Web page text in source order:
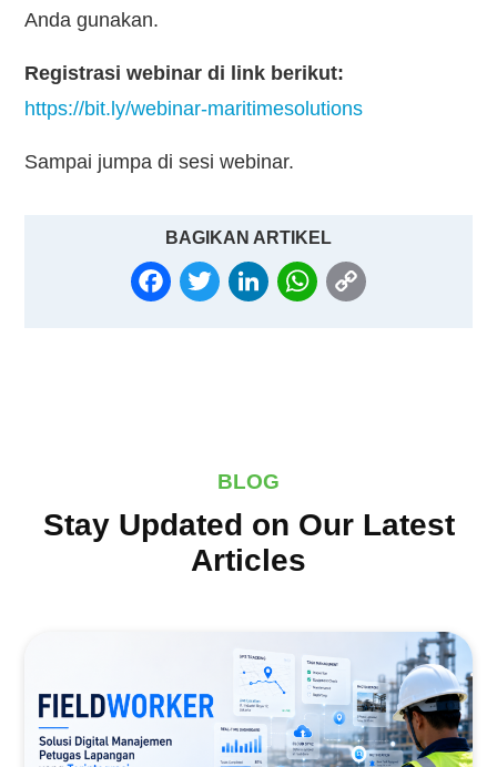
Anda gunakan.
Registrasi webinar di link berikut:
https://bit.ly/webinar-maritimesolutions
Sampai jumpa di sesi webinar.
BAGIKAN ARTIKEL
FACEBOOK
TWITTERLINKEDINWHATSAPP
BLOG
Stay Updated on Our Latest
Articles